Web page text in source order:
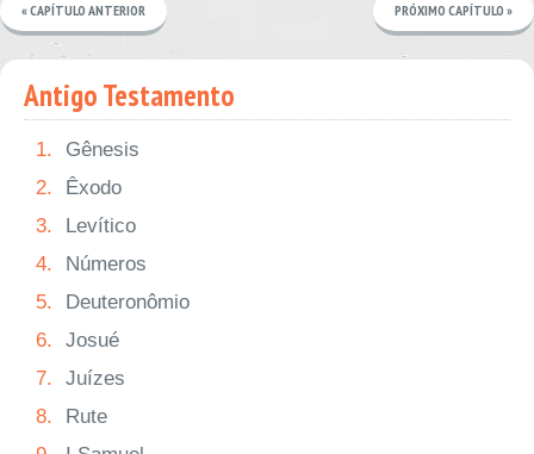
« CAPÍTULO ANTERIOR PRÓXIMO CAPÍTULO »
Antigo Testamento
1.
Gênesis
2.
Êxodo
3.
Levítico
4.
Números
5.
Deuteronômio
6.
Josué
7.
Juízes
8.
Rute